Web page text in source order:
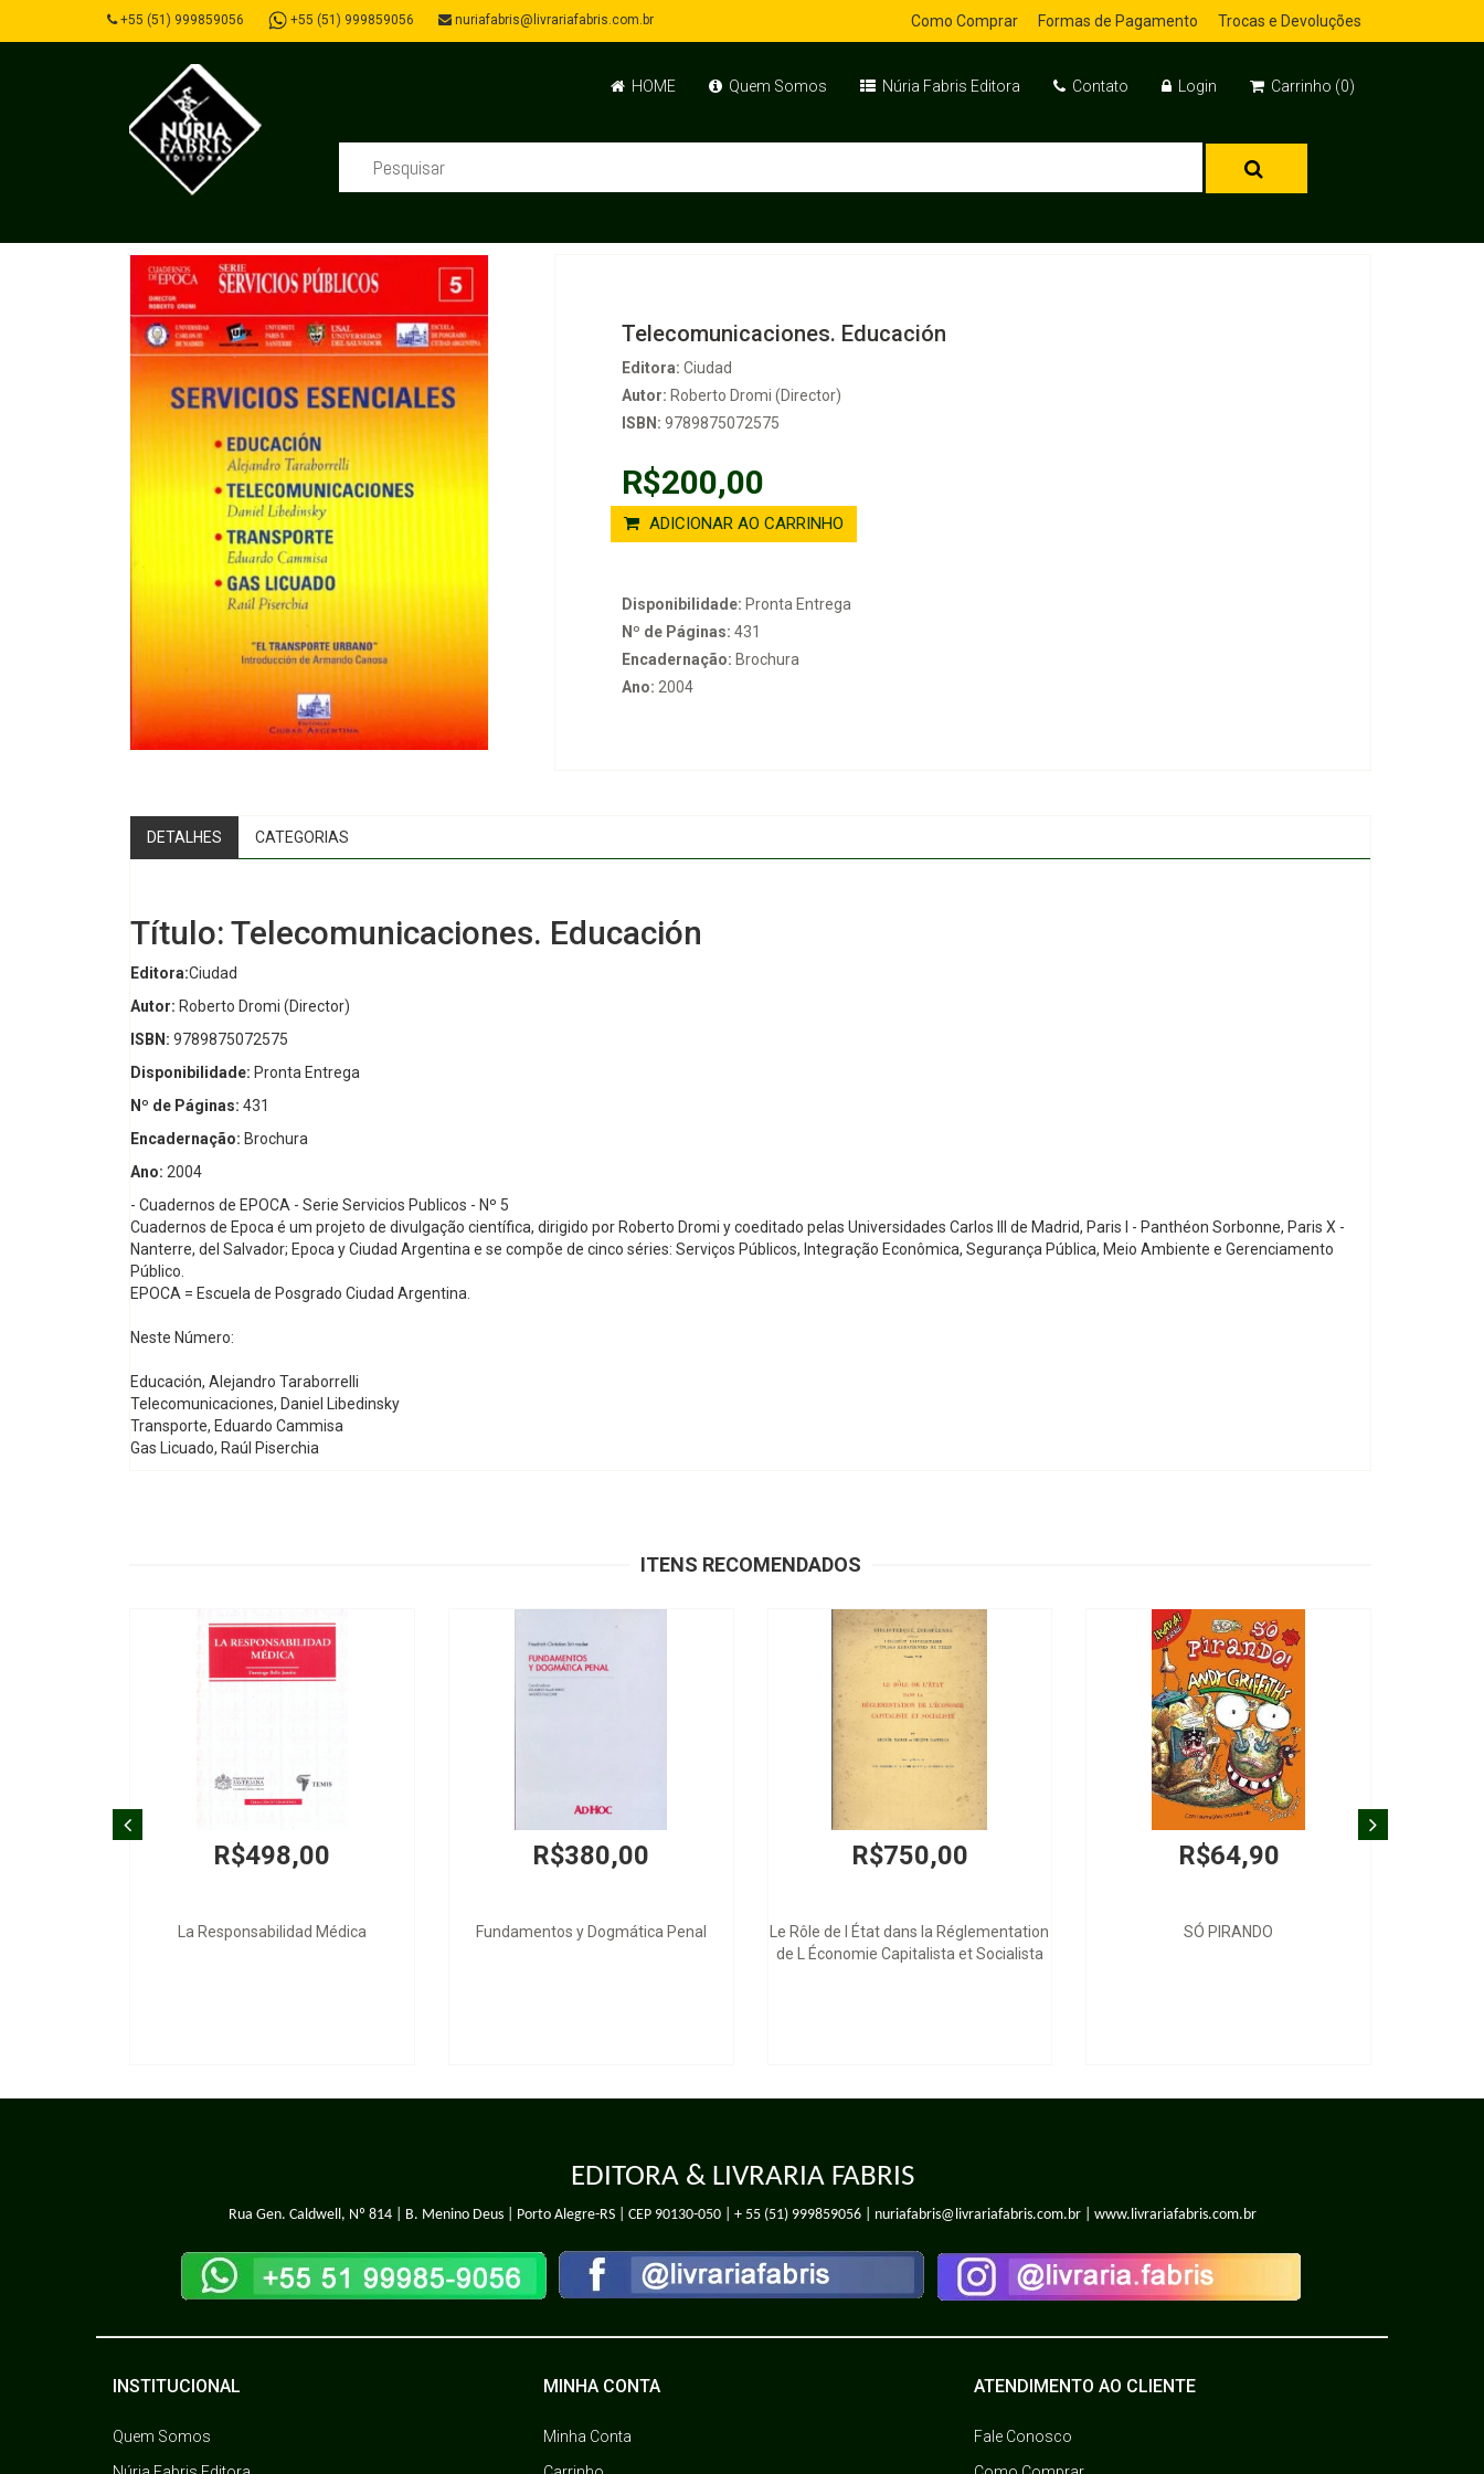
+55 (51) 999859056 +55 (51) 999859056 nuriafabris@livrariafabris.com.br Como Comprar Formas de Pagamento Trocas e Devoluções
HOME Quem Somos Núria Fabris Editora Contato Login Carrinho (0)
Telecomunicaciones. Educación
Editora: Ciudad
Autor: Roberto Dromi (Director)
ISBN: 9789875072575
R$200,00
ADICIONAR AO CARRINHO
Disponibilidade: Pronta Entrega
Nº de Páginas: 431
Encadernação: Brochura
Ano: 2004
DETALHES CATEGORIAS
Título: Telecomunicaciones. Educación
Editora:Ciudad
Autor: Roberto Dromi (Director)
ISBN: 9789875072575
Disponibilidade: Pronta Entrega
Nº de Páginas: 431
Encadernação: Brochura
Ano: 2004
- Cuadernos de EPOCA - Serie Servicios Publicos - Nº 5
Cuadernos de Epoca é um projeto de divulgação científica, dirigido por Roberto Dromi y coeditado pelas Universidades Carlos III de Madrid, Paris I - Panthéon Sorbonne, Paris X -
Nanterre, del Salvador; Epoca y Ciudad Argentina e se compõe de cinco séries: Serviços Públicos, Integração Econômica, Segurança Pública, Meio Ambiente e Gerenciamento
Público.
EPOCA = Escuela de Posgrado Ciudad Argentina.
Neste Número:
Educación, Alejandro Taraborrelli
Telecomunicaciones, Daniel Libedinsky
Transporte, Eduardo Cammisa
Gas Licuado, Raúl Piserchia
ITENS RECOMENDADOS
R$498,00
La Responsabilidad Médica
R$380,00
Fundamentos y Dogmática Penal
R$750,00
Le Rôle de l État dans la Réglementation
de L Économie Capitalista et Socialista
R$64,90
SÓ PIRANDO
EDITORA & LIVRARIA FABRIS
Rua Gen. Caldwell, Nº 814 | B. Menino Deus | Porto Alegre-RS | CEP 90130-050 | + 55 (51) 999859056| nuriafabris@livrariafabris.com.br | www.livrariafabris.com.br
INSTITUCIONAL
Quem Somos
MINHA CONTA
Minha Conta
ATENDIMENTO AO CLIENTE
Fale Conosco